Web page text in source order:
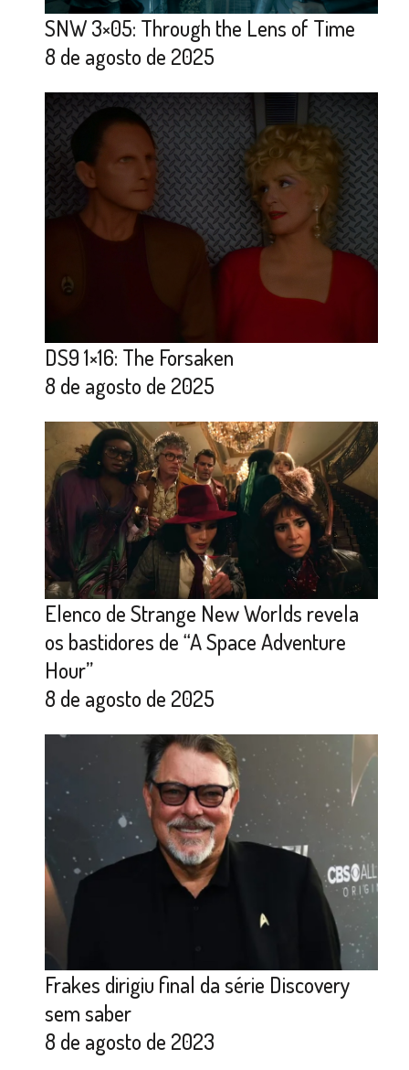
SNW 3×05: Through the Lens of Time
8 de agosto de 2025
DS9 1×16: The Forsaken
8 de agosto de 2025
Elenco de Strange New Worlds revela
os bastidores de “A Space Adventure
Hour”
8 de agosto de 2025
Frakes dirigiu final da série Discovery
sem saber
8 de agosto de 2023